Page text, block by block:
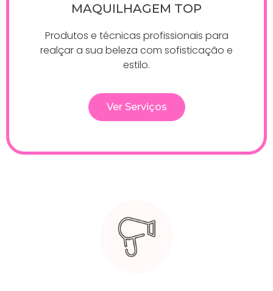
MAQUILHAGEM TOP
Produtos e técnicas profissionais para
realçar a sua beleza com sofisticação e
estilo.
Ver Serviços